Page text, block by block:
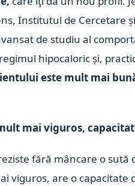
Institutul de Cercetare
de studiu al
hipocaloric și,
este mult mai
mai viguros,
fără mâncare o sută
viguros, are o